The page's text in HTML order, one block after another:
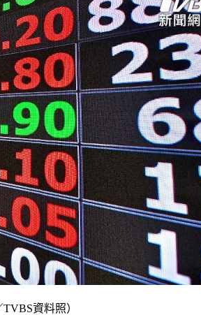
資料照）